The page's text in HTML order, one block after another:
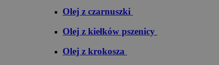
Olej z czarnuszki
Olej z kiełków pszenicy
Olej z krokosza